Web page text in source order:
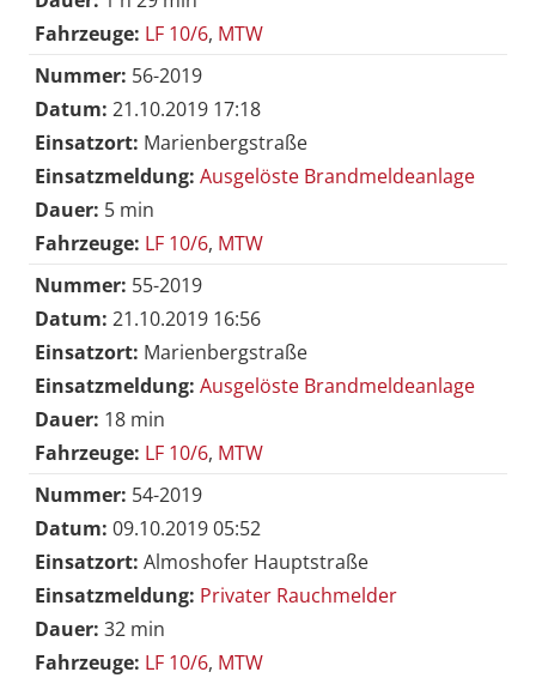
Fahrzeuge: LF 10/6, MTW
Nummer: 56-2019
Datum: 21.10.2019 17:18
Einsatzort: Marienbergstraße
Einsatzmeldung: Ausgelöste Brandmeldeanlage
Dauer: 5 min
Fahrzeuge: LF 10/6, MTW
Nummer: 55-2019
Datum: 21.10.2019 16:56
Einsatzort: Marienbergstraße
Einsatzmeldung: Ausgelöste Brandmeldeanlage
Dauer: 18 min
Fahrzeuge: LF 10/6, MTW
Nummer: 54-2019
Datum: 09.10.2019 05:52
Einsatzort: Almoshofer Hauptstraße
Einsatzmeldung: Privater Rauchmelder
Dauer: 32 min
Fahrzeuge: LF 10/6, MTW